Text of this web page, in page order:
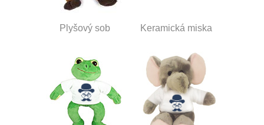
Plyšový sob Keramická miska